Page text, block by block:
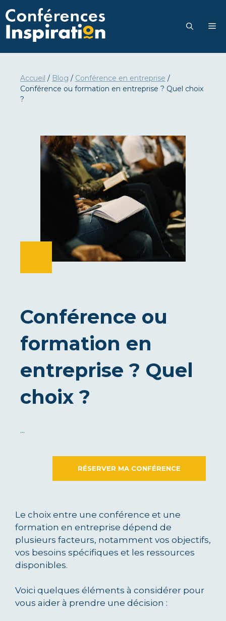
au
contenu
Accueil / Blog / Conférence en entreprise /
Conférence ou formation en entreprise ? Quel choix
?
Conférence ou
formation en
entreprise ? Quel
choix ?
…
RÉSERVER MA CONFÉRENCE
Le choix entre une conférence et une
formation en entreprise dépend de
plusieurs facteurs, notamment vos objectifs,
vos besoins spécifiques et les ressources
disponibles.
Voici quelques éléments à considérer pour
vous aider à prendre une décision :